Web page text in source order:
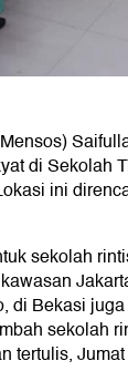
di Sekolah
ini
sekolah
di Bekasi
sekolah
tertulis,